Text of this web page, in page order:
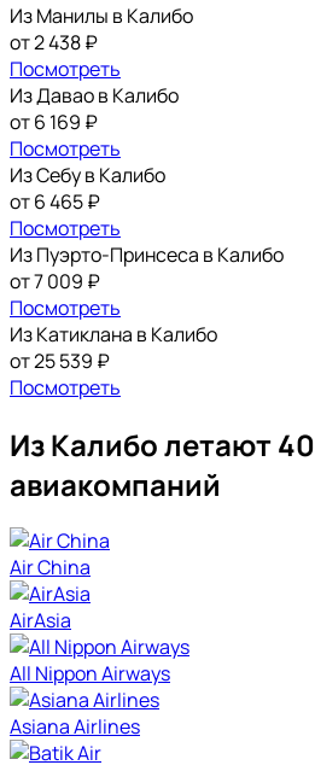
Из Манилы в Калибо
от 2 438 ₽
Посмотреть
Из Давао в Калибо
от 6 169 ₽
Посмотреть
Из Себу в Калибо
от 6 465 ₽
Посмотреть
Из Пуэрто-Принсеса в Калибо
от 7 009 ₽
Посмотреть
Из Катиклана в Калибо
от 25 539 ₽
Посмотреть
Из Калибо летают 40
авиакомпаний
Air China
AirAsia
All Nippon Airways
Asiana Airlines